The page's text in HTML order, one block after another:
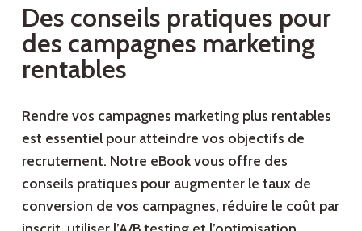
Des conseils pratiques pour
des campagnes marketing
rentables
Rendre vos campagnes marketing plus rentables
est essentiel pour atteindre vos objectifs de
recrutement. Notre eBook vous offre des
conseils pratiques pour augmenter le taux de
conversion de vos campagnes, réduire le coût par